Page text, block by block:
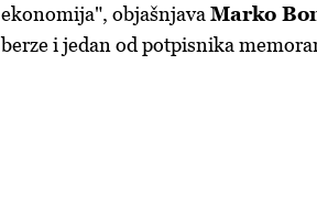
ekonomija", objašnjava Marko
berze i jedan od potpisnika